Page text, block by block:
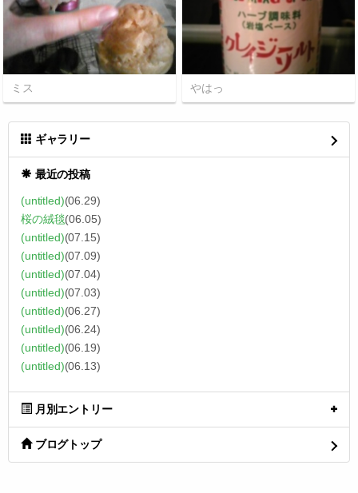
ミス やはっ
ギャラリー
最近の投稿
(untitled)(06.29)
桜の絨毯(06.05)
(untitled)(07.15)
(untitled)(07.09)
(untitled)(07.04)
(untitled)(07.03)
(untitled)(06.27)
(untitled)(06.24)
(untitled)(06.19)
(untitled)(06.13)
月別エントリー
ブログトップ